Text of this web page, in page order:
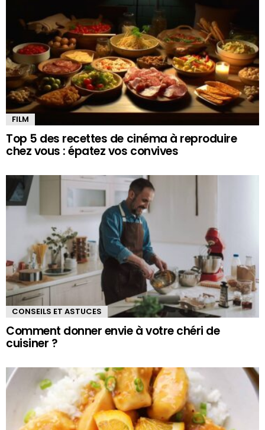
FILM
Top 5 des recettes de cinéma à reproduire
chez vous : épatez vos convives
CONSEILS ET ASTUCES
Comment donner envie à votre chéri de
cuisiner ?